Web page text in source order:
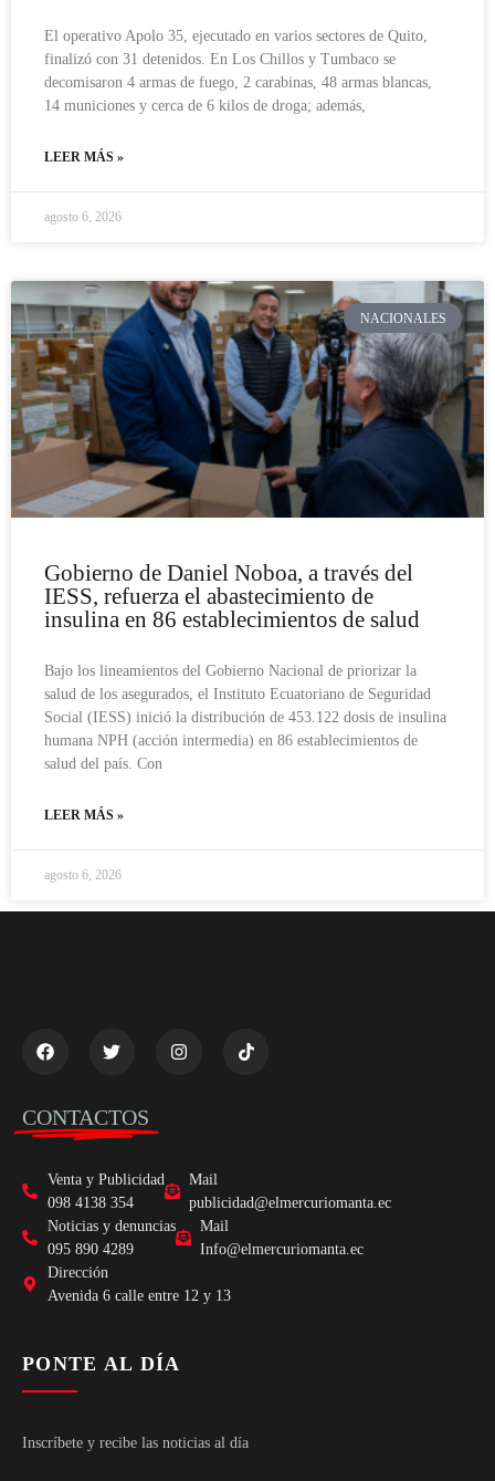
El operativo Apolo 35, ejecutado en varios sectores de Quito,
finalizó con 31 detenidos. En Los Chillos y Tumbaco se
decomisaron 4 armas de fuego, 2 carabinas, 48 armas blancas,
14 municiones y cerca de 6 kilos de droga; además,
LEER MÁS »
agosto 6, 2026
NACIONALES
Gobierno de Daniel Noboa, a través del
IESS, refuerza el abastecimiento de
insulina en 86 establecimientos de salud
Bajo los lineamientos del Gobierno Nacional de priorizar la
salud de los asegurados, el Instituto Ecuatoriano de Seguridad
Social (IESS) inició la distribución de 453.122 dosis de insulina
humana NPH (acción intermedia) en 86 establecimientos de
salud del país. Con
LEER MÁS »
agosto 6, 2026
CONTACTOS
Venta y Publicidad
098 4138 354
Mail
publicidad@elmercuriomanta.ec
Noticias y denuncias
095 890 4289
Mail
Info@elmercuriomanta.ec
Dirección
Avenida 6 calle entre 12 y 13
PONTE AL DÍA
Inscríbete y recibe las noticias al día